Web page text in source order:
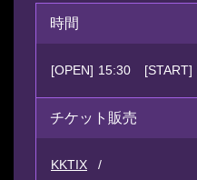
時間
[OPEN] 15:30 [START]
チケット販売
KKTIX